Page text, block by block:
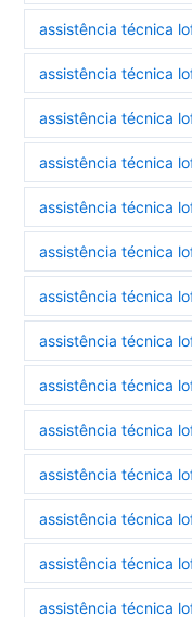
assistência técnica
assistência técnica
assistência técnica
assistência técnica
assistência técnica
assistência técnica
assistência técnica
assistência técnica
assistência técnica
assistência técnica
assistência técnica
assistência técnica
assistência técnica
assistência técnica